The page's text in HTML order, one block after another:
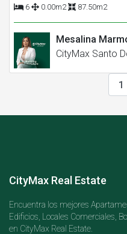
6 0.00m2 87.50m2
Mesalina
CityMax Santo
CityMax Real Estate
Encuentra los mejores
Edificios, Locales Comerciales,
en CityMax Real Estate.